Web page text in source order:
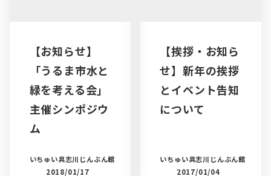
【お知らせ】
「うるま市水と
緑を考える会」
主催シンポジウ
ム
いちゅい具志川じんぶん館
2018/01/17
【挨拶・お知ら
せ】新年の挨拶
とイベント告知
について
いちゅい具志川じんぶん館
2017/01/04